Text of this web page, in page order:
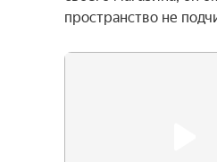
пространство не